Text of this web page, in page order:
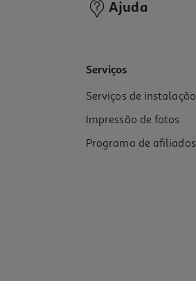
Ajuda
Serviços
Serviços de instalação
Impressão de fotos
Programa de afiliados